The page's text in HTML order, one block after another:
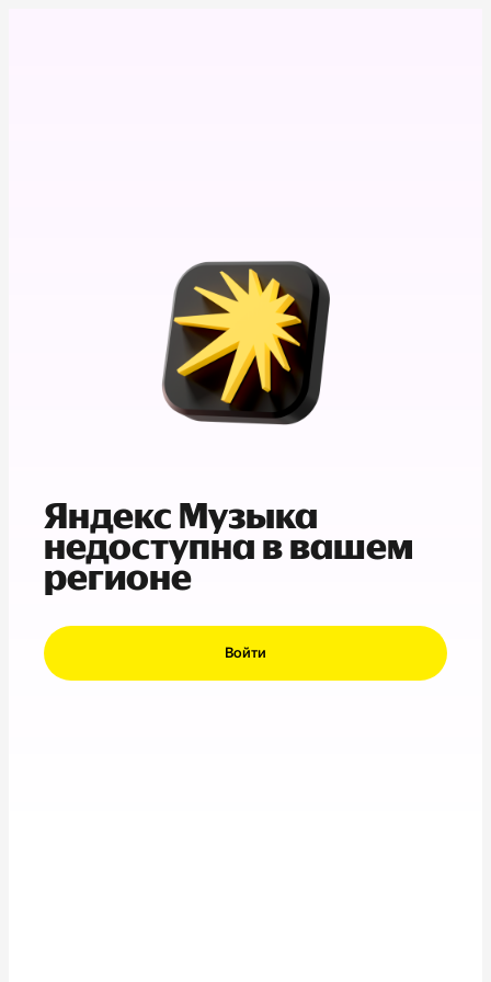
Яндекс Музыка
недоступна в вашем
регионе
Войти